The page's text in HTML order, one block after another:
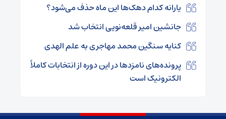
یارانه کدام دهک‌ها این ماه حذف می‌شود؟
جانشین امیر قلعه‌نویی انتخاب شد
کنایه سنگین محمد مهاجری به علم الهدی
پرونده‌های نامزدها در این دوره از انتخابات کاملاً
الکترونیک است